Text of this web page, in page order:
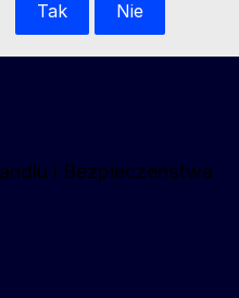
Tak Nie
i Bezpieczeństwa